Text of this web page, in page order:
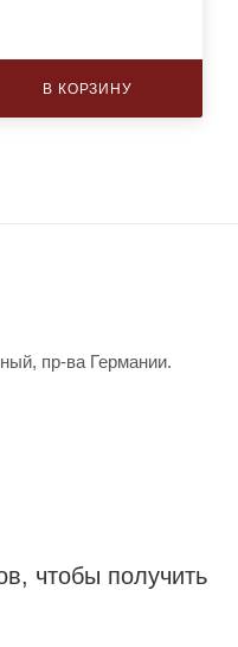
В КОРЗИНУ
пр-ва Германии.
чтобы получить